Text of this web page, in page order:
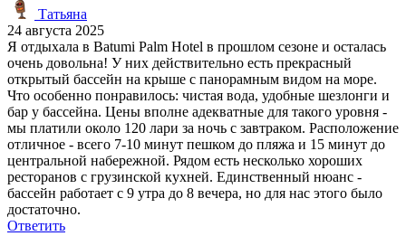
Татьяна
24 августа 2025
Я отдыхала в Batumi Palm Hotel в прошлом сезоне и осталась
очень довольна! У них действительно есть прекрасный
открытый бассейн на крыше с панорамным видом на море.
Что особенно понравилось: чистая вода, удобные шезлонги и
бар у бассейна. Цены вполне адекватные для такого уровня -
мы платили около 120 лари за ночь с завтраком. Расположение
отличное - всего 7-10 минут пешком до пляжа и 15 минут до
центральной набережной. Рядом есть несколько хороших
ресторанов с грузинской кухней. Единственный нюанс -
бассейн работает с 9 утра до 8 вечера, но для нас этого было
достаточно.
Ответить